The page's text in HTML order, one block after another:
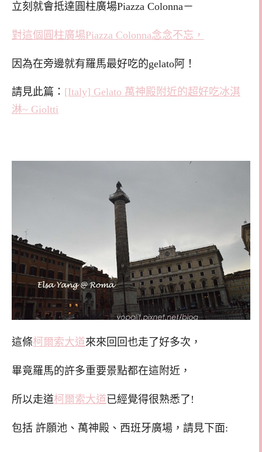
立刻就會抵達圓柱廣場Piazza Colonna－
對這個圓柱廣場Piazza Colonna念念不忘，
因為在旁邊就有羅馬最好吃的gelato阿！
請見此篇： [Italy] Gelato 萬神殿附近的超好吃冰淇
淋~ Gioltti
這條柯爾索大道來來回回也走了好多次，
畢竟羅馬的許多重要景點都在這附近，
所以走道柯爾索大道已經覺得很熟悉了!
包括 許願池、萬神殿、西班牙廣場，請見下面: